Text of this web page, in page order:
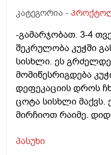
კატეგორია -
-გამარჯობათ. 3-4
შეკრულობა კუჭში
სისხლი. ეს
მომიწესრიგდება
დეფეკაციის დროს
ცოტა სისხლი მაქვს.
მირჩიოთ რაიმე.
პასუხი